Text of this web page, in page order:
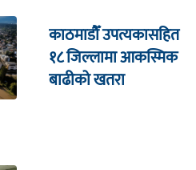
काठमाडौँ उपत्यकासहित
१८ जिल्लामा आकस्मिक
बाढीको खतरा